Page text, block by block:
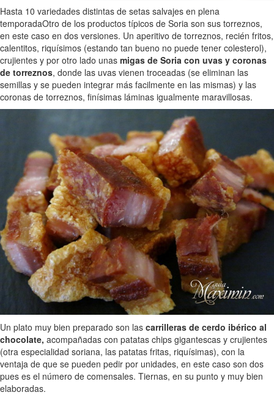
Hasta 10 variedades distintas de setas salvajes en plena
temporadaOtro de los productos típicos de Soria son sus torreznos,
en este caso en dos versiones. Un aperitivo de torreznos, recién fritos,
calentitos, riquísimos (estando tan bueno no puede tener colesterol),
crujientes y por otro lado unas migas de Soria con uvas y coronas
de torreznos, donde las uvas vienen troceadas (se eliminan las
semillas y se pueden integrar más facilmente en las mismas) y las
coronas de torreznos, finísimas láminas igualmente maravillosas.
Un plato muy bien preparado son las carrilleras de cerdo ibérico al
chocolate, acompañadas con patatas chips gigantescas y crujientes
(otra especialidad soriana, las patatas fritas, riquísimas), con la
ventaja de que se pueden pedir por unidades, en este caso son dos
pues es el número de comensales. Tiernas, en su punto y muy bien
elaboradas.